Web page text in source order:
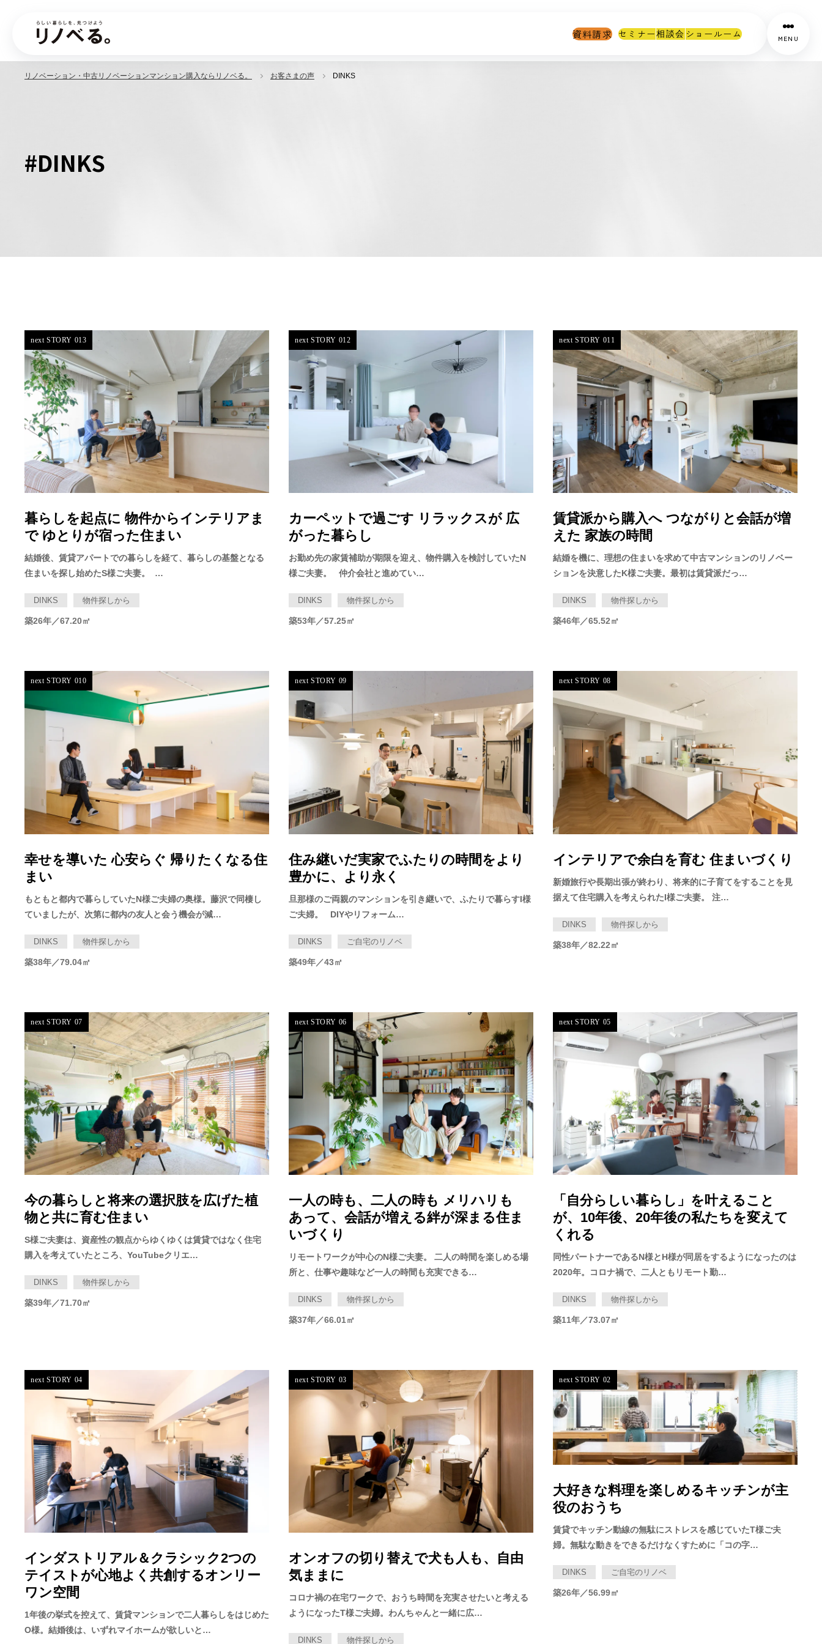
資料請求 セミナー 相談会 ショールーム MENU
リノベーション・中古リノベーションマンション購入ならリノベる。 お客さまの声 DINKS
#DINKS
next STORY 013
暮らしを起点に 物件からインテリアま
で ゆとりが宿った住まい
結婚後、賃貸アパートでの暮らしを経て、暮らしの基盤となる
住まいを探し始めたS様ご夫妻。 …
DINKS 物件探しから
築26年／67.20㎡
next STORY 012
カーペットで過ごす リラックスが 広
がった暮らし
お勤め先の家賃補助が期限を迎え、物件購入を検討していたN
様ご夫妻。 仲介会社と進めてい…
DINKS 物件探しから
築53年／57.25㎡
next STORY 011
賃貸派から購入へ つながりと会話が増
えた 家族の時間
結婚を機に、理想の住まいを求めて中古マンションのリノベー
ションを決意したK様ご夫妻。最初は賃貸派だっ…
DINKS 物件探しから
築46年／65.52㎡
next STORY 010
幸せを導いた 心安らぐ 帰りたくなる住
まい
もともと都内で暮らしていたN様ご夫婦の奥様。藤沢で同棲し
ていましたが、次第に都内の友人と会う機会が減…
DINKS 物件探しから
築38年／79.04㎡
next STORY 09
住み継いだ実家でふたりの時間をより
豊かに、より永く
旦那様のご両親のマンションを引き継いで、ふたりで暮らすI様
ご夫婦。 DIYやリフォーム…
DINKS ご自宅のリノベ
築49年／43㎡
next STORY 08
インテリアで余白を育む 住まいづくり
新婚旅行や長期出張が終わり、将来的に子育てをすることを見
据えて住宅購入を考えられたI様ご夫妻。 注…
DINKS 物件探しから
築38年／82.22㎡
next STORY 07
今の暮らしと将来の選択肢を広げた植
物と共に育む住まい
S様ご夫妻は、資産性の観点からゆくゆくは賃貸ではなく住宅
購入を考えていたところ、YouTubeクリエ…
DINKS 物件探しから
築39年／71.70㎡
next STORY 06
一人の時も、二人の時も メリハリも
あって、会話が増える絆が深まる住ま
いづくり
リモートワークが中心のN様ご夫妻。 二人の時間を楽しめる場
所と、仕事や趣味など一人の時間も充実できる…
DINKS 物件探しから
築37年／66.01㎡
next STORY 05
「自分らしい暮らし」を叶えること
が、10年後、20年後の私たちを変えて
くれる
同性パートナーであるN様とH様が同居をするようになったのは
2020年。コロナ禍で、二人ともリモート勤…
DINKS 物件探しから
築11年／73.07㎡
next STORY 04
インダストリアル＆クラシック2つの
テイストが心地よく共創するオンリー
ワン空間
1年後の挙式を控えて、賃貸マンションで二人暮らしをはじめた
O様。結婚後は、いずれマイホームが欲しいと…
next STORY 03
オンオフの切り替えで​犬も人も、自由
気ままに
コロナ禍の在宅ワークで、おうち時間を充実させたいと考える
ようになったT様ご夫婦。わんちゃんと一緒に広…
DINKS 物件探しから
next STORY 02
大好きな料理を楽しめるキッチンが主
役のおうち
賃貸でキッチン動線の無駄にストレスを感じていたT様ご夫
婦。無駄な動きをできるだけなくすために「コの字…
DINKS ご自宅のリノベ
築26年／56.99㎡